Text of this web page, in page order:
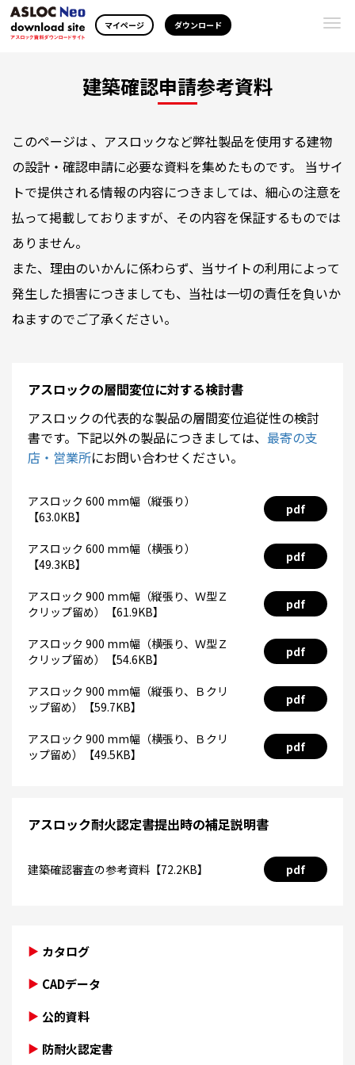
マイページ ダウンロード
建築確認申請参考資料
このページは 、アスロックなど弊社製品を使用する建物
の設計・確認申請に必要な資料を集めたものです。 当サイ
トで提供される情報の内容につきましては、細心の注意を
払って掲載しておりますが、その内容を保証するものでは
ありません。
また、理由のいかんに係わらず、当サイトの利用によって
発生した損害につきましても、当社は一切の責任を負いか
ねますのでご了承ください。
アスロックの層間変位に対する検討書
アスロックの代表的な製品の層間変位追従性の検討
書です。下記以外の製品につきましては、 最寄の支
店・営業所にお問い合わせください。
アスロック 600 mm幅（縦張り）
【63.0KB】
pdf
アスロック 600 mm幅（横張り）
【49.3KB】
pdf
アスロック 900 mm幅（縦張り、Ｗ型Ｚ
クリップ留め）【61.9KB】
pdf
アスロック 900 mm幅（横張り、Ｗ型Ｚ
クリップ留め）【54.6KB】
pdf
アスロック 900 mm幅（縦張り、Ｂクリ
ップ留め）【59.7KB】
pdf
アスロック 900 mm幅（横張り、Ｂクリ
ップ留め）【49.5KB】
pdf
アスロック耐火認定書提出時の補足説明書
建築確認審査の参考資料【72.2KB】 pdf
カタログ
CADデータ
公的資料
防耐火認定書